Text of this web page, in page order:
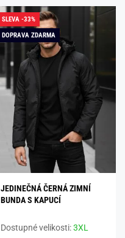
SLEVA -33%
DOPRAVA ZDARMA
JEDINEČNÁ ČERNÁ ZIMNÍ
BUNDA S KAPUCÍ
Dostupné velikosti:3XL